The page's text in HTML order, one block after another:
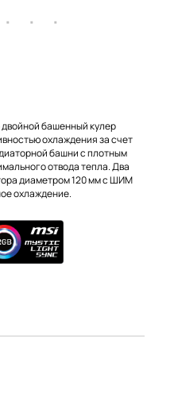
двойной башенный кулер
охлаждения за счет
башни с плотным
отвода тепла. Два
диаметром 120 мм с ШИМ
охлаждение.